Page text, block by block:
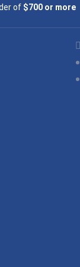
of $700 or more